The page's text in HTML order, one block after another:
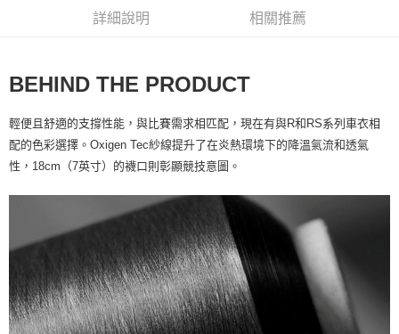
付款後7-11取貨
每筆NT$80
離島宅配
每筆NT$100
詳細說明 相關推薦
BEHIND THE PRODUCT
輕便且舒適的支撐性能，與比賽需求相匹配，現在有與R和RS系列車衣相
配的色彩選擇。Oxigen Tec紗線提升了在炎熱環境下的降溫氣流和透氣
性，18cm（7英寸）的襪口則彰顯競技意圖。